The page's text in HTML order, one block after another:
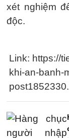
xét nghiệm
độc.
Link: https://
khi-an-banh-